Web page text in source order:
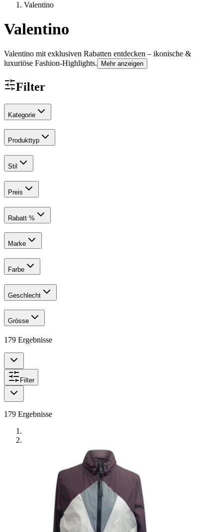
Valentino
Valentino
Valentino mit exklusiven Rabatten entdecken – ikonische &
luxuriöse Fashion-Highlights.
Mehr anzeigen
Filter
Kategorie
Produkttyp
Stil
Preis
Rabatt %
Marke
Farbe
Geschlecht
Grösse
179 Ergebnisse
Filter
179 Ergebnisse